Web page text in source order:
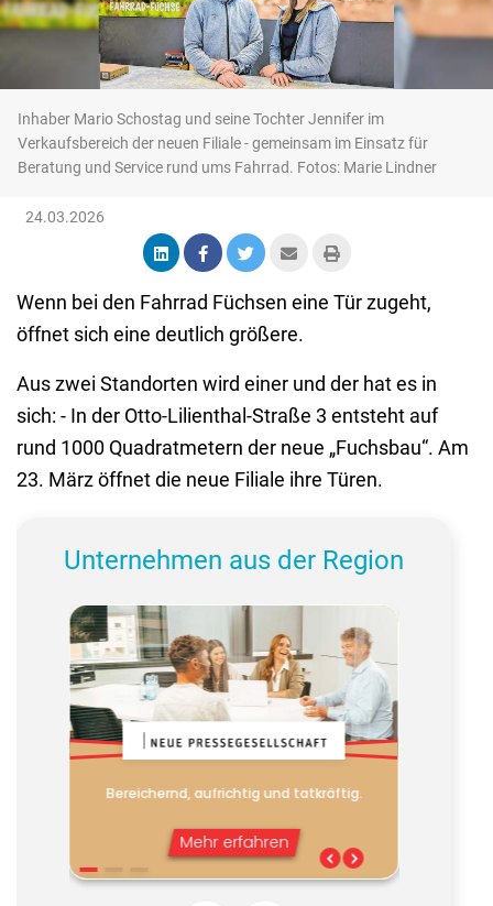
Inhaber Mario Schostag und seine Tochter Jennifer im
Verkaufsbereich der neuen Filiale - gemeinsam im Einsatz für
Beratung und Service rund ums Fahrrad. Fotos: Marie Lindner
24.03.2026
Wenn bei den Fahrrad Füchsen eine Tür zugeht,
öffnet sich eine deutlich größere.
Aus zwei Standorten wird einer und der hat es in
sich: - In der Otto-Lilienthal-Straße 3 entsteht auf
rund 1000 Quadratmetern der neue „Fuchsbau“. Am
23. März öffnet die neue Filiale ihre Türen.
Unternehmen aus der Region